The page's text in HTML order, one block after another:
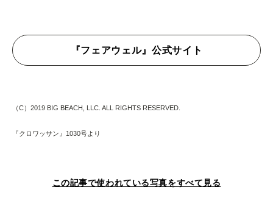
『フェアウェル』公式サイト
（C）2019 BIG BEACH, LLC. ALL RIGHTS RESERVED.
『クロワッサン』1030号より
この記事で使われている写真をすべて見る